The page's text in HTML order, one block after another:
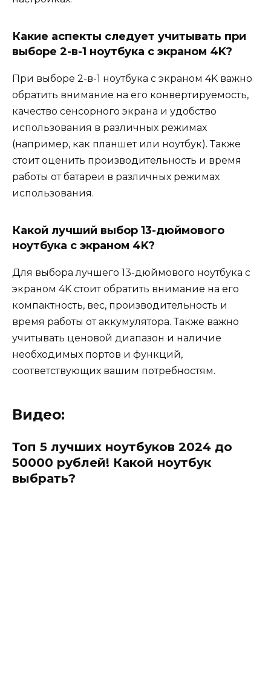
Какие аспекты следует учитывать при
выборе 2-в-1 ноутбука с экраном 4K?
При выборе 2-в-1 ноутбука с экраном 4K важно
обратить внимание на его конвертируемость,
качество сенсорного экрана и удобство
использования в различных режимах
(например, как планшет или ноутбук). Также
стоит оценить производительность и время
работы от батареи в различных режимах
использования.
Какой лучший выбор 13-дюймового
ноутбука с экраном 4K?
Для выбора лучшего 13-дюймового ноутбука с
экраном 4K стоит обратить внимание на его
компактность, вес, производительность и
время работы от аккумулятора. Также важно
учитывать ценовой диапазон и наличие
необходимых портов и функций,
соответствующих вашим потребностям.
Видео:
Топ 5 лучших ноутбуков 2024 до
50000 рублей! Какой ноутбук
выбрать?